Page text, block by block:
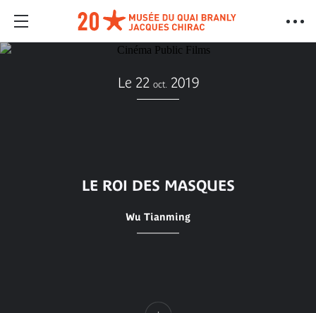
Le 22 oct. 2019
LE ROI DES MASQUES
Wu Tianming